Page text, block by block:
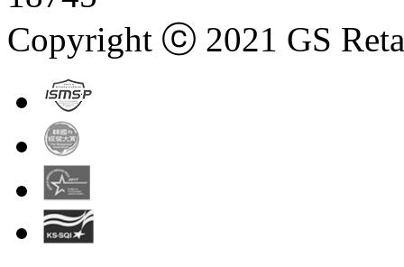
Copyright ⓒ 2021 GS